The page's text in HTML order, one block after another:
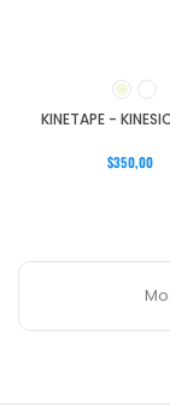
KINETAPE -
$350,00